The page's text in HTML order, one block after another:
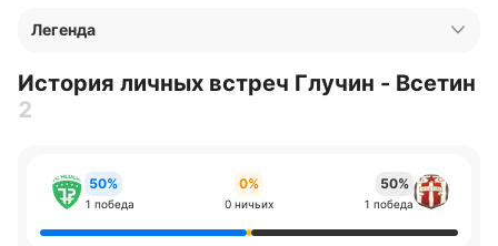
Легенда
История личных встреч Глучин - Всетин
2
50%
1 победа
0%
0 ничьих
50%
1 победа